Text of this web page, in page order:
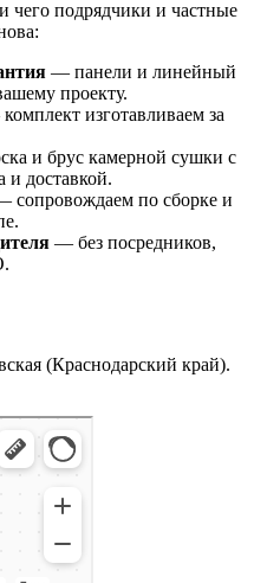
подрядчики и частные
— панели и линейный
проекту.
изготавливаем за
и брус камерной сушки с
и доставкой.
сопровождаем по сборке и
— без посредников,
(Краснодарский край).